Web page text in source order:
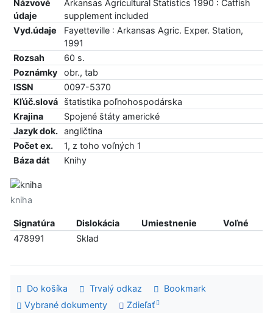
Názvové
údaje
Arkansas Agricultural Statistics 1990 : Catfish
supplement included
Vyd.údaje
Fayetteville : Arkansas Agric. Exper. Station,
1991
Rozsah
60 s.
Poznámky
obr., tab
ISSN
0097-5370
Kľúč.slová
štatistika poľnohospodárska
Krajina
Spojené štáty americké
Jazyk dok.
angličtina
Počet ex.
1, z toho voľných 1
Báza dát
Knihy
kniha
Signatúra Dislokácia Umiestnenie
Voľné
478991
Sklad
Do košíka Trvalý odkaz
Bookmark
Vybrané dokumenty
Zdieľať